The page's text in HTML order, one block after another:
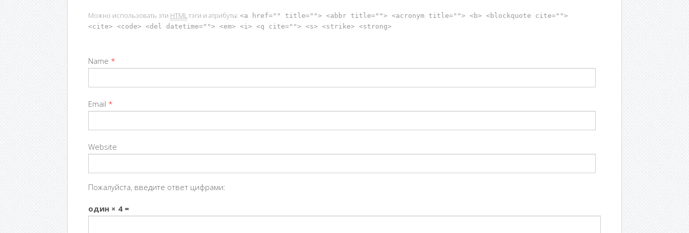
Можно использовать эти HTMLтэги и атрибуты: <a href="" title=""> <abbr title=""> <acronym title=""> <b> <blockquote cite="">
<cite> <code> <del datetime=""> <em> <i> <q cite=""> <s> <strike> <strong>
Name *
Email *
Website
Пожалуйста, введите ответ цифрами:
один × 4 =